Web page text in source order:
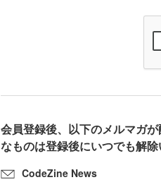
会員登録後、以下のメルマガ
なものは登録後にいつでも解除
CodeZine News